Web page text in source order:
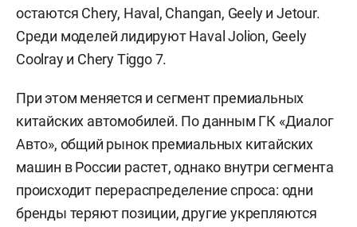
остаются Chery, Haval, Changan, Geely и Jetour.
Среди моделей лидируют Haval Jolion, Geely
Coolray и Chery Tiggo 7.
При этом меняется и сегмент премиальных
китайских автомобилей. По данным ГК «Диалог
Авто», общий рынок премиальных китайских
машин в России растет, однако внутри сегмента
происходит перераспределение спроса: одни
бренды теряют позиции, другие укрепляются